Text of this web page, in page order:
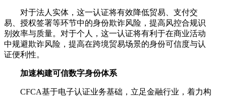
对于法人实体，这一认证将有效降低贸易、支付交
易、授权签署等环节中的身份欺诈风险，提高风控合规识
别效率与质量。对于个人，这一认证将有利于在商业活动
中规避欺诈风险，提高在跨境贸易场景的身份可信度与认
证便利性。
加速构建可信数字身份体系
CFCA基于电子认证业务基础，立足金融行业，着力构